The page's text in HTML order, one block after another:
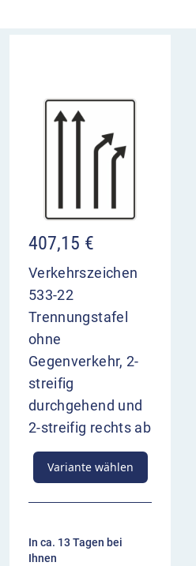
407,15 €
Verkehrszeichen
533-22
Trennungstafel
ohne
Gegenverkehr, 2-
streifig
durchgehend und
2-streifig rechts ab
Variante wählen
In ca. 13 Tagen bei
Ihnen